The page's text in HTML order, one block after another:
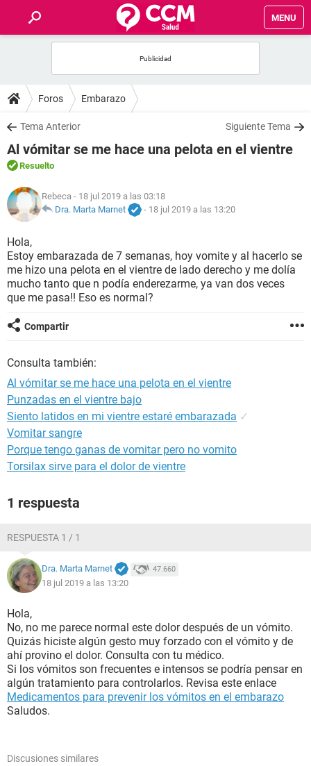
MENU
FOROS
SALUD
FAMILIA
NUTRICIÓN
SEXUALIDAD
GLOSARIO
Foros Embarazo
Tema Anterior Siguiente Tema
Al vómitar se me hace una pelota en el vientre
Resuelto
Rebeca - 18 jul 2019 a las 03:18
Dra. Marta Marnet
- 18 jul 2019 a las 13:20
Hola,
Estoy embarazada de 7 semanas, hoy vomite y al hacerlo se
me hizo una pelota en el vientre de lado derecho y me dolía
mucho tanto que n podía enderezarme, ya van dos veces
que me pasa!! Eso es normal?
Compartir
Consulta también:
Al vómitar se me hace una pelota en el vientre
Punzadas en el vientre bajo
Siento latidos en mi vientre estaré embarazada ✓
Vomitar sangre
Porque tengo ganas de vomitar pero no vomito
Torsilax sirve para el dolor de vientre
1 respuesta
RESPUESTA 1 / 1
Dra. Marta Marnet 47.660
18 jul 2019 a las 13:20
Hola,
No, no me parece normal este dolor después de un vómito.
Quizás hiciste algún gesto muy forzado con el vómito y de
ahí provino el dolor. Consulta con tu médico.
Si los vómitos son frecuentes e intensos se podría pensar en
algún tratamiento para controlarlos. Revisa este enlace
Medicamentos para prevenir los vómitos en el embarazo
Saludos.
Discusiones similares